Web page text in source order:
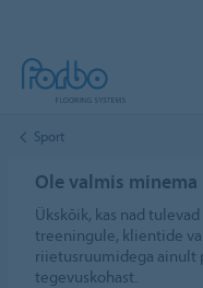
Sport
Ole valmis minema
Ükskõik, kas nad
treeningule, klientide
riietusruumidega ainult
tegevuskohast.